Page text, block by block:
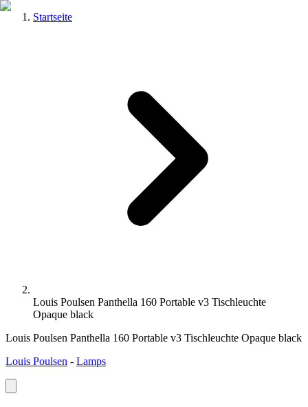
Startseite
Louis Poulsen Panthella 160 Portable v3 Tischleuchte
Opaque black
Louis Poulsen Panthella 160 Portable v3 Tischleuchte Opaque black
Louis Poulsen - Lamps